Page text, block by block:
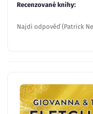
Recenzované knihy:
Najdi odpověď (Patrick